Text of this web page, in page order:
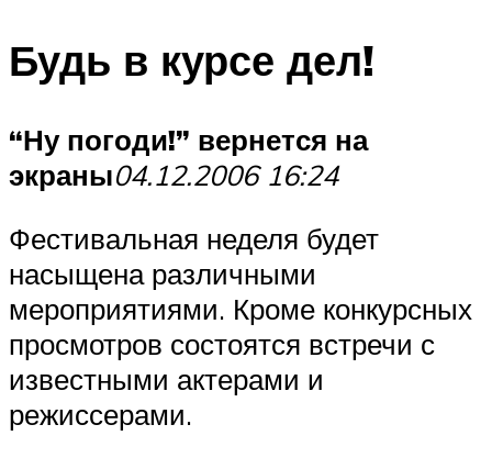
Будь в курсе дел!
“Ну погоди!” вернется на
экраны04.12.2006 16:24
Фестивальная неделя будет
насыщена различными
мероприятиями. Кроме конкурсных
просмотров состоятся встречи с
известными актерами и
режиссерами.